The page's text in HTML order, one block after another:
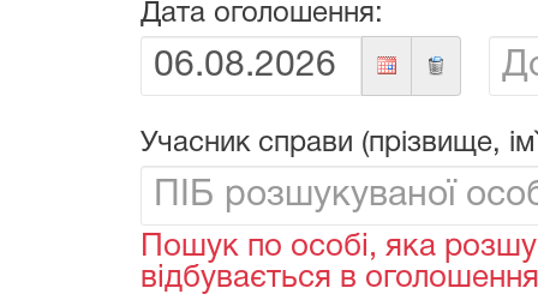
Дата оголошення:
Від:
До:
Учасник справи (прізвище,
Пошук по особі, яка
відбувається в